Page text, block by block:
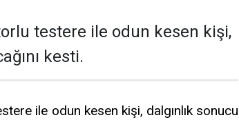
testere ile odun kesen kişi,
kesti.
ile odun kesen kişi, dalgınlık sonucu